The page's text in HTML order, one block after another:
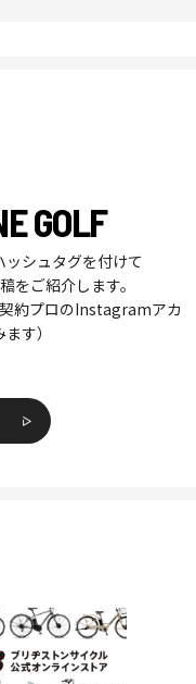
GOLF
ッシュタグを付けて
をご紹介します。
約プロのInstagramアカ
す）